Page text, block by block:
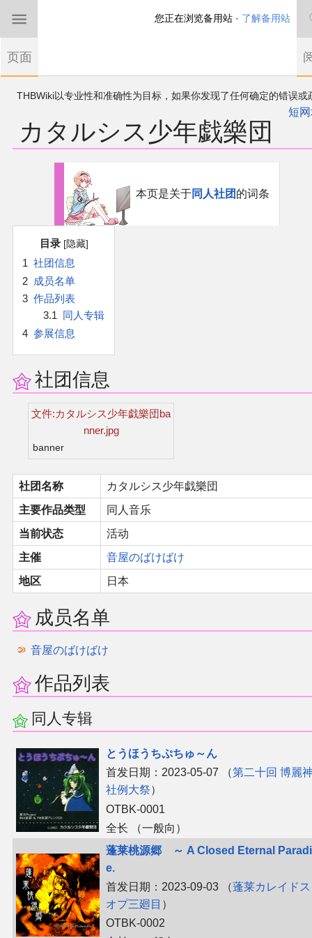
THBWiki以专业性和准确性为目标，如果你发现了任何确定的错误或
如果您是第一次来到这里，请点击右上角注册一
帐户
有任何意见、建议、求助、反馈都可以在讨论板提出
短
カタルシス少年戯樂団
航
索
本页是关于同人社团 的词条
目录
1 社团信息
2 成员名单
3 作品列表
3.1 同人专辑
4 参展信息
社团信息
文件:カタルシス少年戯樂団ba
nner.jpg
banner
社团名称
カタルシス少年戯樂団
主要作品类型
同人音乐
当前状态
活动
主催
音屋のばけばけ
地区
日本
成员名单
音屋のばけばけ
作品列表
同人专辑
とうほうちぷちゅ～ん
首发日期：2023-05-07 （第二十回 博麗
社例大祭）
OTBK-0001
全长 （一般向）
蓬莱桃源郷 ～ A Closed Eternal
e.
首发日期：2023-09-03 （蓬莱カレイド
オプ三廻目 ）
OTBK-0002
您正在浏览备用站 · 了解备用站
页面
首页
东方Project
东方同人规约
沙盒（建议使用）
讨论板
加入我们
官方作品
官方游戏
官方音乐
公式资料
游戏攻略
东方相关活动
其他相关项目
二次创作与活动
展会及活动导航
展会作品列表
商业二次创作
同人二次创作
同人社团列表
同人志分类
同人专辑分类